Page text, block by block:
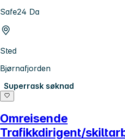
Safe24 Da
Sted
Bjørnafjorden
Superrask søknad
Omreisende
Trafikkdirigent/